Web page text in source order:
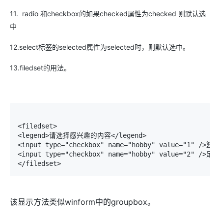
11. radio 和checkbox的如果checked属性为checked 则默认选
中
12.select标签的selected属性为selected时，则默认选中。
13.filedset的用法。
<filedset>
<legend>请选择感兴趣的内容</legend>
<input type="checkbox" name="hobby" value="1" />篮球
<input type="checkbox" name="hobby" value="2" />足球
</filedset>
该显示方法类似winform中的groupbox。